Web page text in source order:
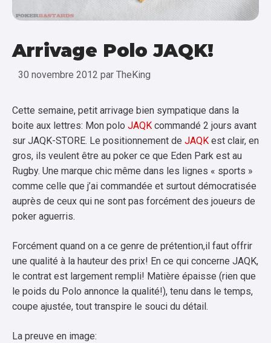
Arrivage Polo JAQK!
30 novembre 2012 par TheKing
Cette semaine, petit arrivage bien sympatique dans la
boite aux lettres: Mon polo JAQK commandé 2 jours avant
sur JAQK-STORE. Le positionnement de JAQK est clair, en
gros, ils veulent être au poker ce que Eden Park est au
Rugby. Une marque chic même dans les lignes « sports »
comme celle que j’ai commandée et surtout démocratisée
auprès de ceux qui ne sont pas forcément des joueurs de
poker aguerris.
Forcément quand on a ce genre de prétention,il faut offrir
une qualité à la hauteur des prix! En ce qui concerne JAQK,
le contrat est largement rempli! Matière épaisse (rien que
le poids du Polo annonce la qualité!), tenu dans le temps,
coupe ajustée, tout transpire le souci du détail.
La preuve en image: